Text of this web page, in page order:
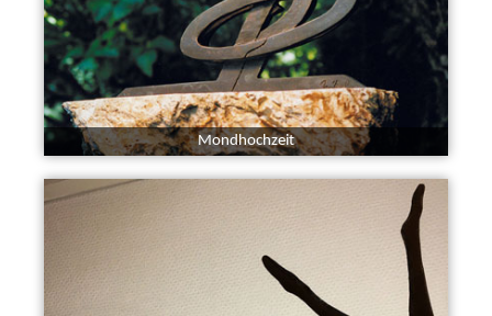
Mondhochzeit